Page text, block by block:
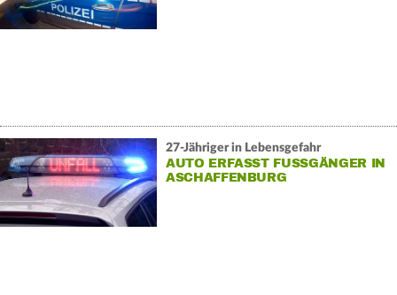
27-Jähriger in Lebensgefahr
AUTO ERFASST FUSSGÄNGER IN A
SCHAFFENBURG